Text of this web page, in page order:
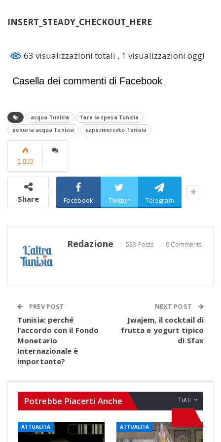
INSERT_STEADY_CHECKOUT_HERE
63 visualizzazioni totali , 1 visualizzazioni oggi
Casella dei commenti di Facebook
acqua Tunisia
fare la spesa Tunisia
penuria acqua Tunisia
supermercato Tunisia
1.033
Share Facebook Twitter Telegram
Redazione 523 Posts 0 Comments
PREV POST
Tunisia: perché
l’accordo con il Fondo
Monetario
Internazionale è
importante?
NEXT POST
Jwajem, il cocktail di
frutta e yogurt tipico
di Sfax
Tutti
Potrebbe Piacerti Anche
ATTUALITÀ ATTUALITÀ